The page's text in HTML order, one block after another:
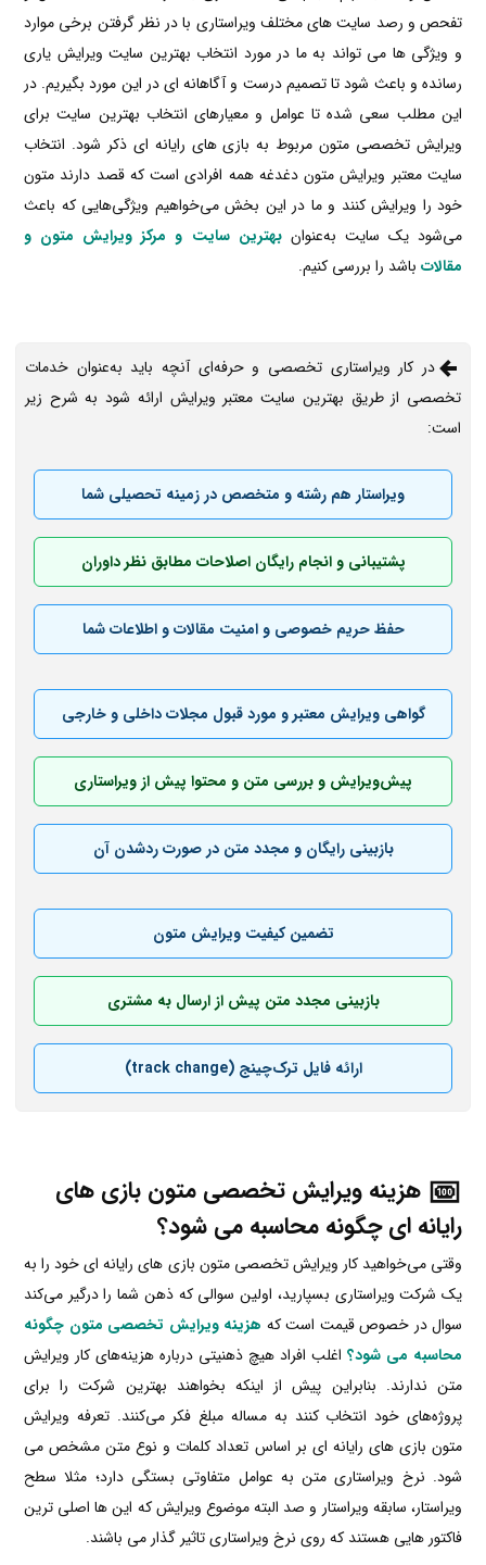
تفحص و رصد سایت های مختلف ویراستاری با در نظر گرفتن برخی موارد
و ویژگی ها می تواند به ما در مورد انتخاب بهترین سایت ویرایش یاری
رسانده و باعث شود تا تصمیم درست و آگاهانه ای در این مورد بگیریم. در
این مطلب سعی شده تا عوامل و معیارهای انتخاب بهترین سایت برای
ویرایش تخصصی متون مربوط به بازی های رایانه ای ذکر شود. انتخاب
سایت معتبر ویرایش متون دغدغه همه افرادی است که قصد دارند متون
خود را ویرایش کنند و ما در این بخش می‌خواهیم ویژگی‌هایی که باعث
می‌شود یک سایت به‌عنوانبهترین سایت و مرکز ویرایش متون و
مقالات باشد را بررسی کنیم.
در کار ویراستاری تخصصی و حرفه‌ای آنچه باید به‌عنوان خدمات
تخصصی از طریق بهترین سایت معتبر ویرایش ارائه شود به شرح زیر
است:
ویراستار هم ‌رشته و متخصص در زمینه تحصیلی شما
پشتیبانی و انجام رایگان اصلاحات مطابق نظر داوران
حفظ حریم خصوصی و امنیت مقالات و اطلاعات شما
گواهی ویرایش معتبر و مورد قبول مجلات داخلی و خارجی
پیش‌‌ویرایش و بررسی متن و محتوا پیش از ویراستاری
بازبینی رایگان و مجدد متن در صورت ردشدن آن
تضمین کیفیت ویرایش متون
بازبینی مجدد متن پیش از ارسال به مشتری
ارائه فایل ترک‌چینج (track change)
هزینه ویرایش تخصصی متون بازی های
رایانه ای چگونه محاسبه می شود؟
وقتی می‌خواهید کار ویرایش تخصصی متون بازی های رایانه ای خود را به
یک شرکت ویراستاری بسپارید، اولین سوالی که ذهن شما را درگیر می‌کند
سوال در خصوص قیمت است که هزینه ویرایش تخصصی متون چگونه
محاسبه می شود؟ اغلب افراد هیچ ذهنیتی درباره هزینه‌های کار ویرایش
متن ندارند. بنابراین پیش از اینکه بخواهند بهترین شرکت را برای
پروژه‌های خود انتخاب کنند به مساله مبلغ فکر می‌کنند. تعرفه ویرایش
متون بازی های رایانه ای بر اساس تعداد کلمات و نوع متن مشخص می
شود. نرخ ویراستاری متن به عوامل متفاوتی بستگی دارد؛ مثلا سطح
ویراستار، سابقه ویراستار و صد البته موضوع ویرایش که این ها اصلی ترین
فاکتور هایی هستند که روی نرخ ویراستاری تاثیر گذار می باشند.